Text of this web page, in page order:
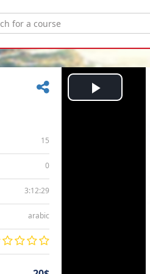
15
0
3:12:29
arabic
Play